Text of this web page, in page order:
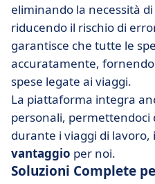
eliminando la necessità
riducendo il rischio di
garantisce che tutte le
accuratamente,
spese legate ai viaggi.
La piattaforma integra
personali, permettendoci
durante i viaggi di lavoro,
vantaggio per noi.
Soluzioni Complete